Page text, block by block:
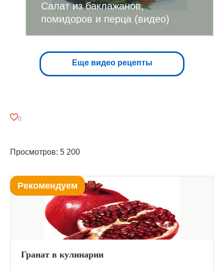
Салат из баклажанов,
помидоров и перца (видео)
Еще видео рецепты
0
Просмотров: 5 200
Рекомендуем
Гранат в кулинарии